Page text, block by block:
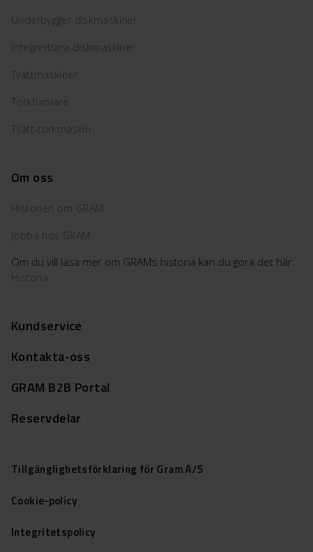
Underbygger diskmaskiner
Integrerbara diskmaskiner
Tvättmaskiner
Torktumlare
Tvätt-torkmaskin
Om oss
Historien om GRAM
Jobba hos GRAM
Om du vill läsa mer om GRAMs historia kan du göra det här:
Historia
Kundservice
Kontakta-oss
GRAM B2B Portal
Reservdelar
Tillgänglighetsförklaring för Gram A/S
Cookie-policy
Integritetspolicy